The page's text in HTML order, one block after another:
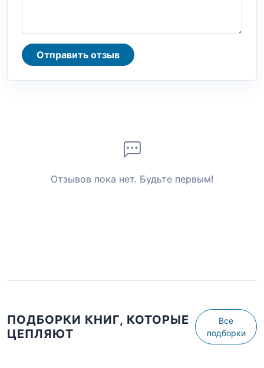
Отправить отзыв
Отзывов пока нет. Будьте первым!
ПОДБОРКИ КНИГ, КОТОРЫЕ
ЦЕПЛЯЮТ
Все
подборки